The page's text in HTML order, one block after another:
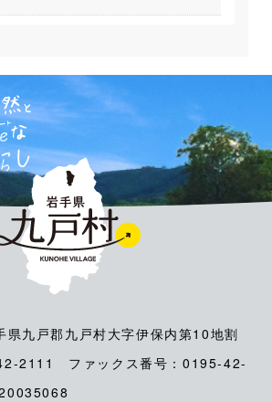
九戸郡九戸村大字伊保内第10地割
2111 ファックス番号：0195-42-